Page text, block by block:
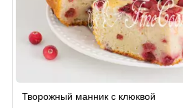
Творожный манник с клюквой